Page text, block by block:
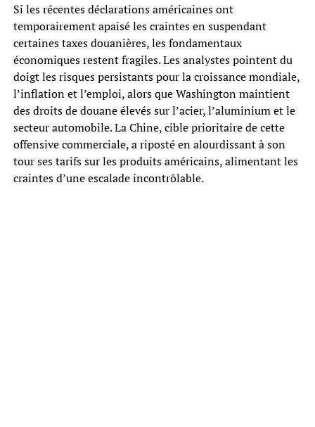
Si les récentes déclarations américaines ont
temporairement apaisé les craintes en suspendant
certaines taxes douanières, les fondamentaux
économiques restent fragiles. Les analystes pointent du
doigt les risques persistants pour la croissance mondiale,
l’inflation et l’emploi, alors que Washington maintient
des droits de douane élevés sur l’acier, l’aluminium et le
secteur automobile. La Chine, cible prioritaire de cette
offensive commerciale, a riposté en alourdissant à son
tour ses tarifs sur les produits américains, alimentant les
craintes d’une escalade incontrôlable.